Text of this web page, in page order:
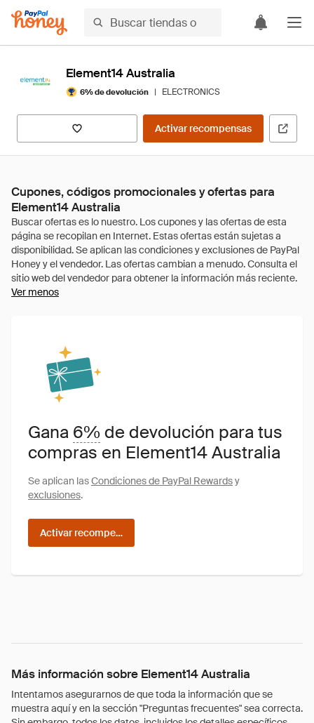
Element14 Australia
6% de devolución | ELECTRONICS
Activar recompensas
Cupones, códigos promocionales y ofertas para
Element14 Australia
Ver menos
Gana 6% de devolución para tus
compras en Element14 Australia
Se aplican lasCondiciones de PayPal Rewardsy
exclusiones.
Activar recompensas
Más información sobre Element14 Australia
Intentamos asegurarnos de que toda la información que se
muestra aquí y en la sección "Preguntas frecuentes" sea correcta.